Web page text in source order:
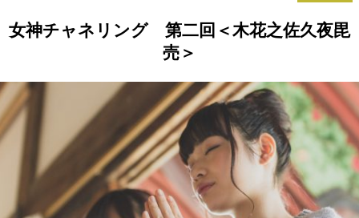
女神チャネリング 第二回＜木花之佐久夜毘
売＞